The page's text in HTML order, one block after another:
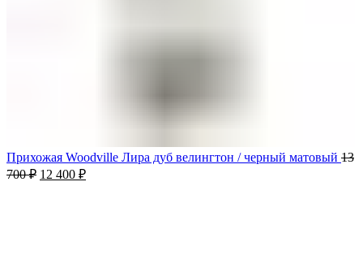
Прихожая Woodville Лира дуб велингтон / черный матовый 13
700₽ 12 400 ₽